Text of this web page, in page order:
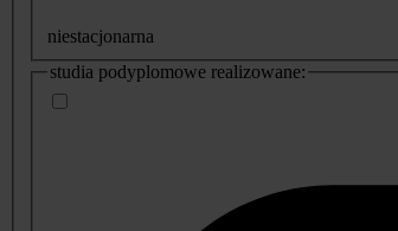
niestacjonarna
studia podyplomowe realizowane: